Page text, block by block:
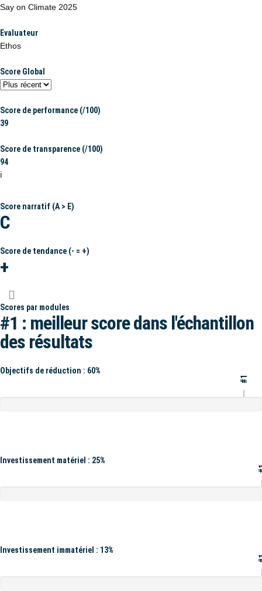
Say on Climate 2025
Evaluateur
Ethos
Score Global
Score de performance (/100)
39
Score de transparence (/100)
94
ℹ️
Score narratif (A > E)
C
Score de tendance (- = +)
+
Scores par modules
#1 : meilleur score dans l'échantillon
des résultats
Objectifs de réduction : 60%
#1
Investissement matériel : 25%
Investissement immatériel : 13%